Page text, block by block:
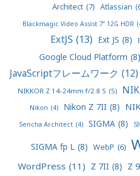
Architect (7) Atlassian
Blackmagic Video Assist 7” 12G HDR
ExtJS (13) Ext JS (8)
Google Cloud Platform (8)
JavaScriptフレームワーク (12)
NIKKOR Z 14-24mm f/2.8 S (5)
Nikon (4) Nikon Z 7II (8)
Sencha Architect (4) SIGMA (8)
SIGMA fp L (8) WebP (6)
WordPress (11) Z 7II (8) Z 9